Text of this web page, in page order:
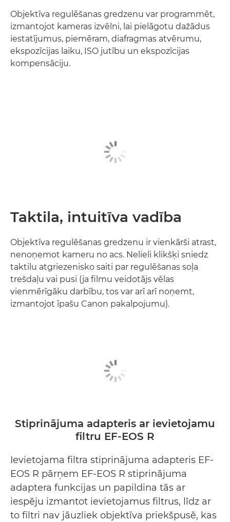
Objektīva regulēšanas gredzenu var programmēt,
izmantojot kameras izvēlni, lai pielāgotu dažādus
iestatījumus, piemēram, diafragmas atvērumu,
ekspozīcijas laiku, ISO jutību un ekspozīcijas
kompensāciju.
Taktila, intuitīva vadība
Objektīva regulēšanas gredzenu ir vienkārši atrast,
nenoņemot kameru no acs. Nelieli klikšķi sniedz
taktilu atgriezenisko saiti par regulēšanas soļa
trešdaļu vai pusi (ja filmu veidotājs vēlas
vienmērīgāku darbību, tos var arī arī noņemt,
izmantojot īpašu Canon pakalpojumu).
Stiprinājuma adapteris ar ievietojamu
filtru EF-EOS R
Ievietojama filtra stiprinājuma adapteris EF-
EOS R pārņem EF-EOS R stiprinājuma
adaptera funkcijas un papildina tās ar
iespēju izmantot ievietojamus filtrus, līdz ar
to filtri nav jāuzliek objektīva priekšpusē, kas